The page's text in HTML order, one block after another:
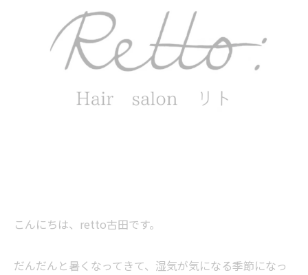
こんにちは、retto古田です。
だんだんと暑くなってきて、湿気が気になる季節になっ